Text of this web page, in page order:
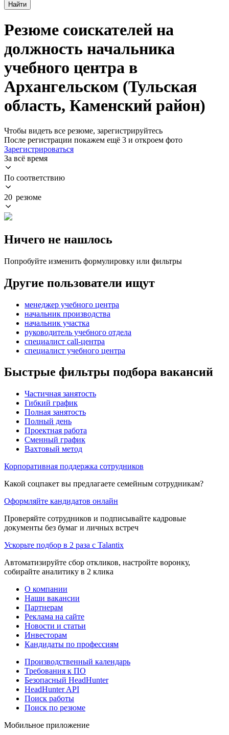
Найти
Резюме соискателей на
должность начальника
учебного центра в
Архангельском (Тульская
область, Каменский район)
Чтобы видеть все резюме, зарегистрируйтесь
После регистрации покажем ещё 3 и откроем фото
Зарегистрироваться
За всё время
По соответствию
20 резюме
Ничего не нашлось
Попробуйте изменить формулировку или фильтры
Другие пользователи ищут
менеджер учебного центра
начальник производства
начальник участка
руководитель учебного отдела
специалист call-центра
специалист учебного центра
Быстрые фильтры подбора вакансий
Частичная занятость
Гибкий график
Полная занятость
Полный день
Проектная работа
Сменный график
Вахтовый метод
Корпоративная поддержка сотрудников
Какой соцпакет вы предлагаете семейным сотрудникам?
Оформляйте кандидатов онлайн
Проверяйте сотрудников и подписывайте кадровые
документы без бумаг и личных встреч
Ускорьте подбор в 2 раза с Talantix
Автоматизируйте сбор откликов, настройте воронку,
собирайте аналитику в 2 клика
О компании
Наши вакансии
Партнерам
Реклама на сайте
Новости и статьи
Инвесторам
Кандидаты по профессиям
Производственный календарь
Требования к ПО
Безопасный HeadHunter
HeadHunter API
Поиск работы
Поиск по резюме
Мобильное приложение